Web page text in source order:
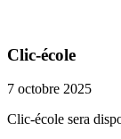
Clic-école
7 octobre 2025
Clic-école sera